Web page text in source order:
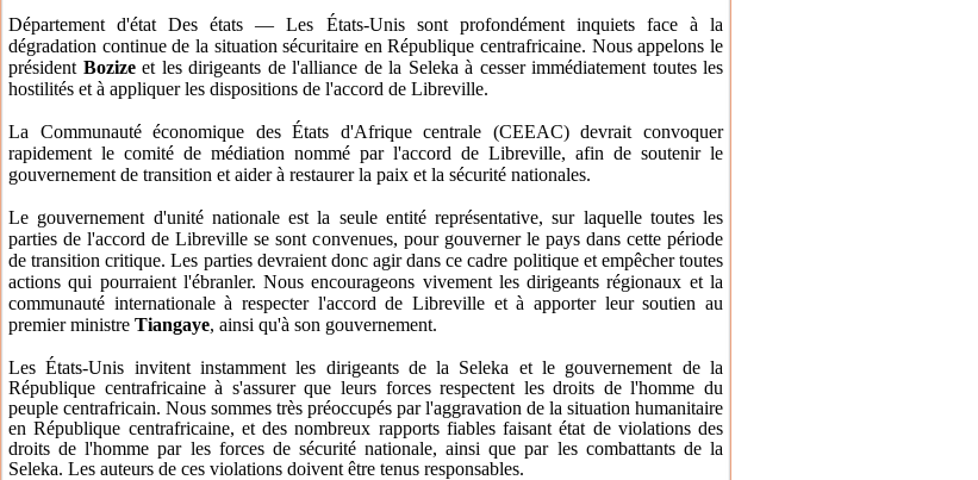
Département d'état Des états — Les États-Unis sont profondément inquiets face à la
dégradation continue de la situation sécuritaire en République centrafricaine. Nous appelons le
président Bozizeet les dirigeants de l'alliance de la Seleka à cesser immédiatement toutes les
hostilités et à appliquer les dispositions de l'accord de Libreville.
La Communauté économique des États d'Afrique centrale (CEEAC) devrait convoquer
rapidement le comité de médiation nommé par l'accord de Libreville, afin de soutenir le
gouvernement de transition et aider à restaurer la paix et la sécurité nationales.
Le gouvernement d'unité nationale est la seule entité représentative, sur laquelle toutes les
parties de l'accord de Libreville se sont convenues, pour gouverner le pays dans cette période
de transition critique. Les parties devraient donc agir dans ce cadre politique et empêcher toutes
actions qui pourraient l'ébranler. Nous encourageons vivement les dirigeants régionaux et la
communauté internationale à respecter l'accord de Libreville et à apporter leur soutien au
premier ministre Tiangaye, ainsi qu'à son gouvernement.
Les États-Unis invitent instamment les dirigeants de la Seleka et le gouvernement de la
République centrafricaine à s'assurer que leurs forces respectent les droits de l'homme du
peuple centrafricain. Nous sommes très préoccupés par l'aggravation de la situation humanitaire
en République centrafricaine, et des nombreux rapports fiables faisant état de violations des
droits de l'homme par les forces de sécurité nationale, ainsi que par les combattants de la
Seleka. Les auteurs de ces violations doivent être tenus responsables.